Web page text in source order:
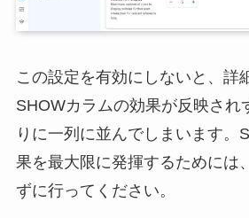
この設定を有効にしないと、詳
SHOWカラムの効果が反映され
りに一列に並んでしまいます。
果を最大限に発揮するためには
ずに行ってください。